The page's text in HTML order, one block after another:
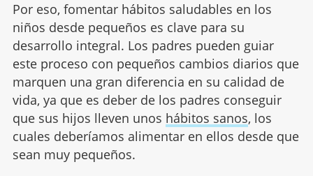
Por eso, fomentar hábitos saludables en los
niños desde pequeños es clave para su
desarrollo integral. Los padres pueden guiar
este proceso con pequeños cambios diarios que
marquen una gran diferencia en su calidad de
vida, ya que es deber de los padres conseguir
que sus hijos lleven unos hábitos sanos, los
cuales deberíamos alimentar en ellos desde que
sean muy pequeños.